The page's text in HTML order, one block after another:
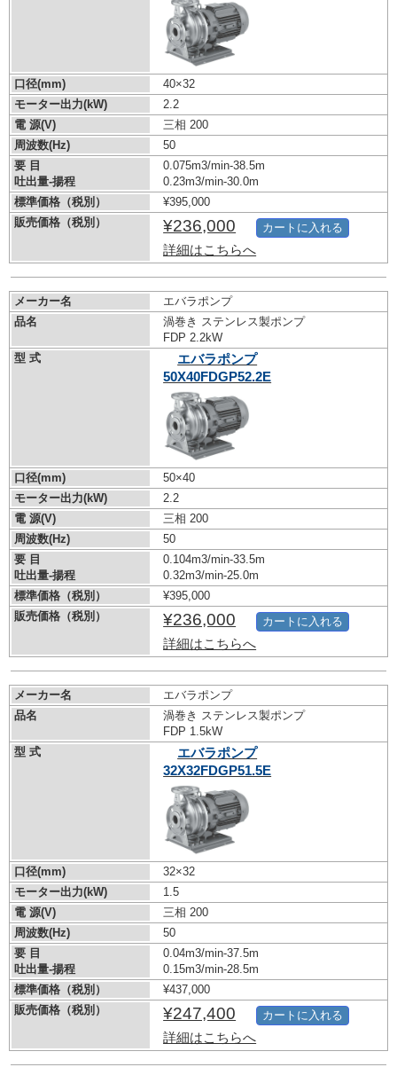
口径(mm)
40×32
モーター出力(kW)
2.2
電 源(V)
三相 200
周波数(Hz)
50
要 目
吐出量-揚程
0.075m3/min-38.5m
0.23m3/min-30.0m
標準価格（税別）
¥395,000
販売価格（税別）
¥236,000
詳細はこちらへ
カートに入れる
メーカー名
エバラポンプ
品名
渦巻き ステンレス製ポンプ
FDP 2.2kW
型 式
エバラポンプ
50X40FDGP52.2E
口径(mm)
50×40
モーター出力(kW)
2.2
電 源(V)
三相 200
周波数(Hz)
50
要 目
吐出量-揚程
0.104m3/min-33.5m
0.32m3/min-25.0m
標準価格（税別）
¥395,000
販売価格（税別）
¥236,000
詳細はこちらへ
カートに入れる
メーカー名
エバラポンプ
品名
渦巻き ステンレス製ポンプ
FDP 1.5kW
型 式
エバラポンプ
32X32FDGP51.5E
口径(mm)
32×32
モーター出力(kW)
1.5
電 源(V)
三相 200
周波数(Hz)
50
要 目
吐出量-揚程
0.04m3/min-37.5m
0.15m3/min-28.5m
標準価格（税別）
¥437,000
販売価格（税別）
¥247,400
詳細はこちらへ
カートに入れる